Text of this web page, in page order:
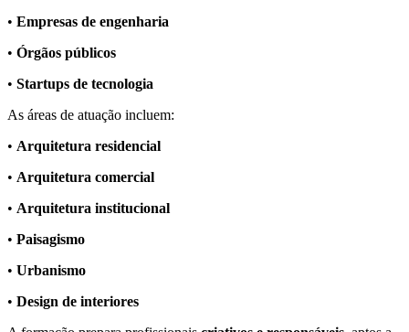
• Empresas de engenharia
• Órgãos públicos
• Startups de tecnologia
As áreas de atuação incluem:
• Arquitetura residencial
• Arquitetura comercial
• Arquitetura institucional
• Paisagismo
• Urbanismo
• Design de interiores